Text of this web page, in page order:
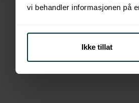
vi behandler informasjonen på
Ikke tillat